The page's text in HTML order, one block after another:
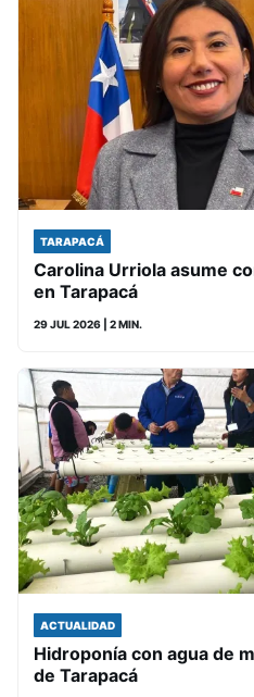
TARAPACÁ
Carolina Urriola asume
en Tarapacá
29 JUL 2026 | 2 MIN.
ACTUALIDAD
Hidroponía con agua de
de Tarapacá